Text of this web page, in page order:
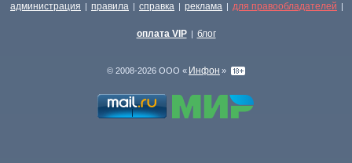
администрация | правила | справка | реклама | для правообладателей |
оплата VIP | блог
© 2008-2026 ООО « Инфон »